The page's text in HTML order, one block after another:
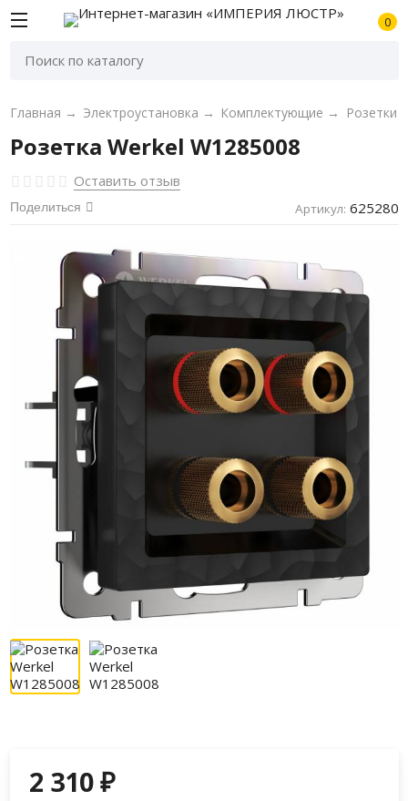
0
Главная → Электроустановка → Комплектующие → Розетки
Розетка Werkel W1285008
Оставить отзыв
Поделиться Артикул: 625280
2 310₽